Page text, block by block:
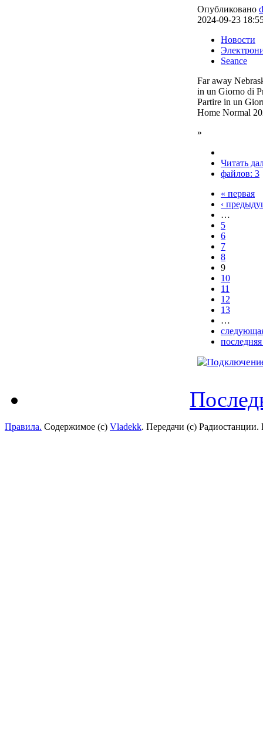
Опубликовано
2024-09-23
Новости
Seance
Far away
in un Giorno di
Partire in un
Home Normal
»
Читать
файлов: 3
« первая
‹
…
5
6
7
8
9
10
11
12
13
…
Правила. Содержимое (с) Vladekk. Передачи (с)